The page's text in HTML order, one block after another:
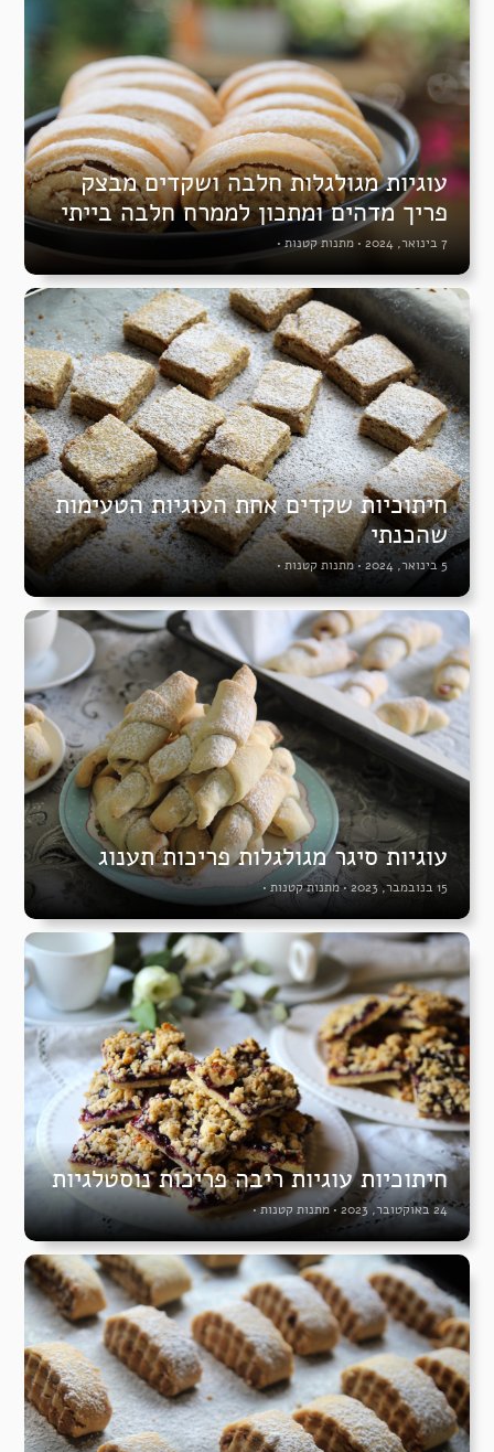
עוגיות מגולגלות חלבה ושקדים מבצק
פריך מדהים ומתכון לממרח חלבה בייתי
7 בינואר, 2024 • מתנות קטנות •
חיתוכיות שקדים אחת העוגיות הטעימות
שהכנתי
5 בינואר, 2024 •מתנות קטנות •
עוגיות סיגר מגולגלות פריכות תענוג
15 בנובמבר, 2023 •מתנות קטנות •
חיתוכיות עוגיות ריבה פריכות נוסטלגיות
24 באוקטובר, 2023 •מתנות קטנות•